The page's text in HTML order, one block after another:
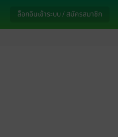
ล็อกอินเข้าระบบ / สมัครสมาชิก